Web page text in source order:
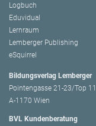
Logbuch
Eduvidual
Lernraum
Lemberger Publishing
eSquirrel
Bildungsverlag Lemberger
Pointengasse 21-23/Top 11
A-1170 Wien
BVL Kundenberatung